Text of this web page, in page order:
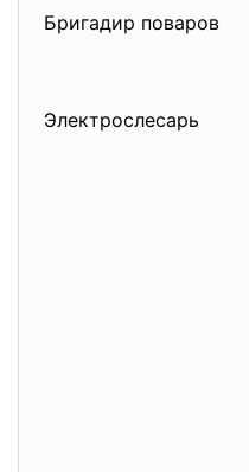
Бригадир поваров
Электрослесарь